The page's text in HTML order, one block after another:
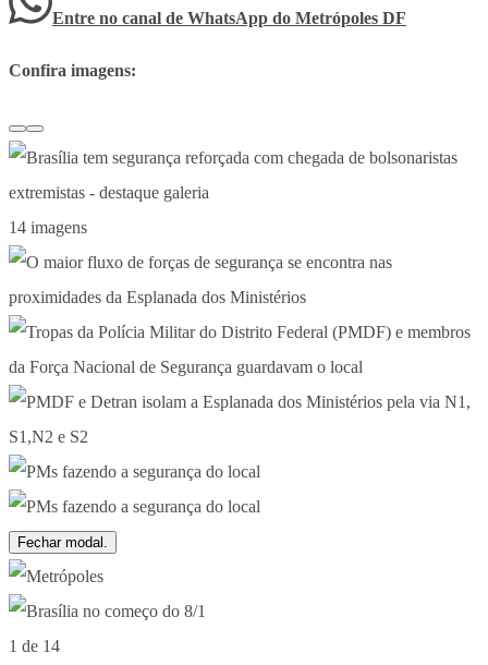
Entre no canal de WhatsApp do Metrópoles DF
Confira imagens:
14 imagens
Fechar modal.
1 de 14